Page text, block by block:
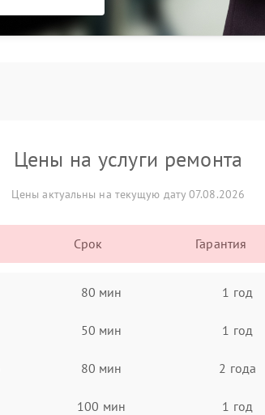
Цены на услуги ремонта
Цены актуальны на текущую дату 07.08.2026
Срок Гарантия
80 мин 1 год
50 мин 1 год
80 мин 2 года
100 мин 1 год